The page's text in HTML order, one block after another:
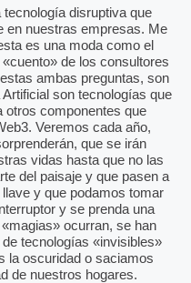
tecnología disruptiva que
en nuestras empresas. Me
es una moda como el
de los consultores
ambas preguntas, son
son tecnologías que
otros componentes que
Veremos cada año,
que se irán
vidas hasta que no las
del paisaje y que pasen a
y que podamos tomar
y se prenda una
ocurran, se han
tecnologías «invisibles»
la oscuridad o saciamos
de nuestros hogares.